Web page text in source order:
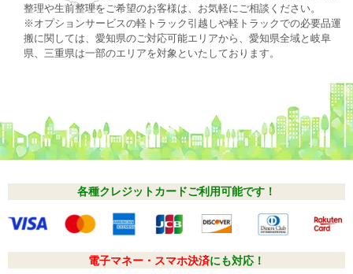
整理や生前整理をご希望のお客様は、お気軽にご相談ください。
※オプションサービスの軽トラック引越しや軽トラックでの必要品運
搬に関しては、愛知県のご対応可能エリアから、愛知県全域と岐阜
県、三重県は一部のエリアを対象といたしております。
各種クレジットカードご利用可能です！
電子マネー・スマホ決済にも対応！